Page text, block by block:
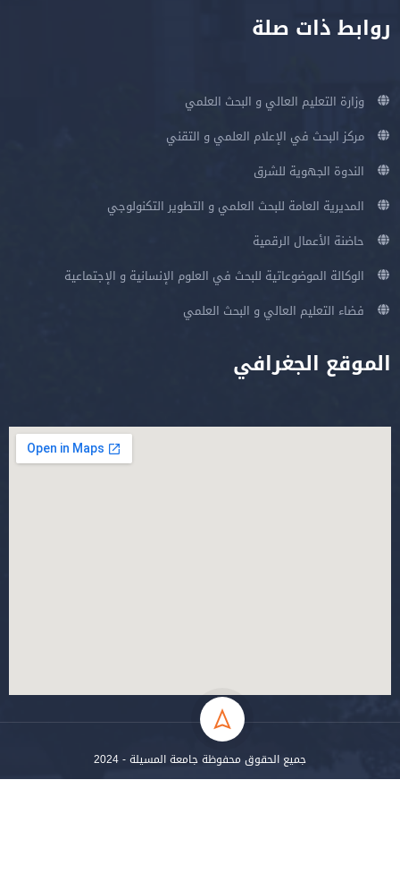
روابط ذات صلة
وزارة التعليم العالي و البحث العلمي
مركز البحث في الإعلام العلمي و التقني
الندوة الجهوية للشرق
المديرية العامة للبحث العلمي و التطوير التكنولوجي
حاضنة الأعمال الرقمية
الوكالة الموضوعاتية للبحث في العلوم الإنسانية و الإجتماعية
فضاء التعليم العالي و البحث العلمي
الموقع الجغرافي
جميع الحقوق محفوظة جامعة المسيلة - 2024